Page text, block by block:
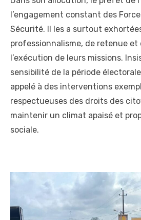
l’engagement constant des
Sécurité. Il les a surtout
professionnalisme, de retenue et
l’exécution de leurs missions.
sensibilité de la période
appelé à des interventions
respectueuses des droits des
maintenir un climat apaisé et
sociale.